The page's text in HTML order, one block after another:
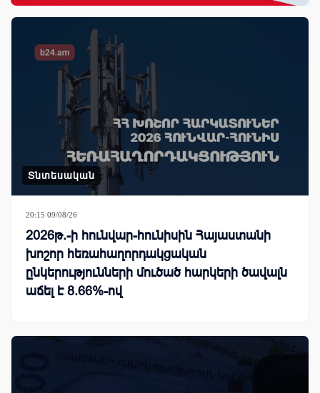
Տնտեսական
20:15 09/08/26
2026թ.-ի հունվար-հունիսին Հայաստանի
խոշոր հեռահաղորդակցական
ընկերությունների մուծած հարկերի ծավալն
աճել է 8.66%-ով